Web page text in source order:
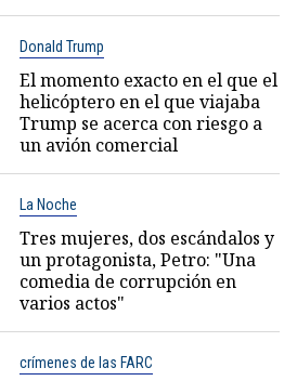
Donald Trump
El momento exacto en el que el
helicóptero en el que viajaba
Trump se acerca con riesgo a
un avión comercial
La Noche
Tres mujeres, dos escándalos y
un protagonista, Petro: "Una
comedia de corrupción en
varios actos"
crímenes de las FARC